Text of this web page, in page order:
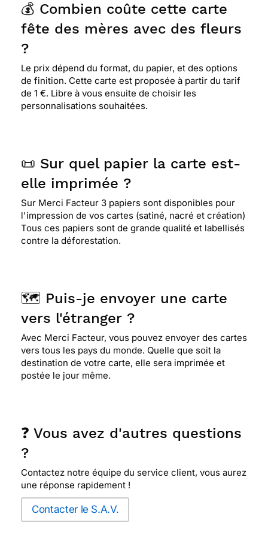
💰 Combien coûte cette carte
fête des mères avec des fleurs
?
Le prix dépend du format, du papier, et des options
de finition. Cette carte est proposée à partir du tarif
de 1 €. Libre à vous ensuite de choisir les
personnalisations souhaitées.
📜 Sur quel papier la carte est-
elle imprimée ?
Sur Merci Facteur 3 papiers sont disponibles pour
l'impression de vos cartes (satiné, nacré et création)
Tous ces papiers sont de grande qualité et labellisés
contre la déforestation.
🗺️ Puis-je envoyer une carte
vers l'étranger ?
Avec Merci Facteur, vous pouvez envoyer des cartes
vers tous les pays du monde. Quelle que soit la
destination de votre carte, elle sera imprimée et
postée le jour même.
❓ Vous avez d'autres questions
?
Contactez notre équipe du service client, vous aurez
une réponse rapidement !
Contacter le S.A.V.